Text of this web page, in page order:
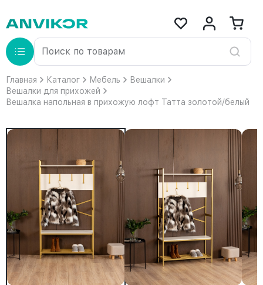
Главная Каталог Мебель
Вешалки
Вешалки для прихожей
Вешалка напольная в прихожую лофт Татта золотой/белый